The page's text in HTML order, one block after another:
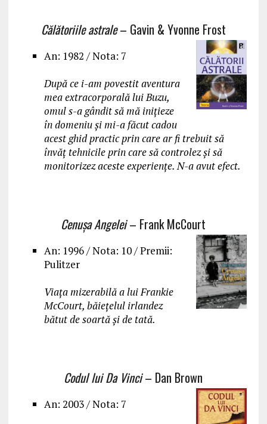
Călătoriile astrale– Gavin & Yvonne Frost
An: 1982 / Nota: 7
După ce i-am povestit aventura
mea extracorporală lui Buzu,
omul s-a gândit să mă inițieze
în domeniu și mi-a făcut cadou
acest ghid practic prin care ar fi trebuit să
învăț tehnicile prin care să controlez și să
monitorizez aceste experiențe. N-a avut efect.
Cenușa Angelei– Frank McCourt
An: 1996 / Nota: 10 / Premii:
Pulitzer
Viața mizerabilă a lui Frankie
McCourt, băiețelul irlandez
bătut de soartă și de tată.
Codul lui Da Vinci– Dan Brown
An: 2003 / Nota: 7